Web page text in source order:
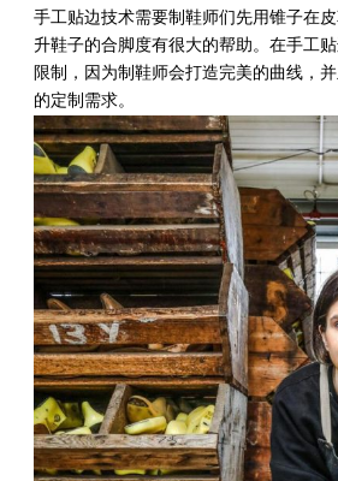
尊
享
定
制
售
后
服
务
合
作
伙
伴
零
售
商
西
装
定
制
店
Tricker’s
鞋
履
世
界
日
志
在
哪
里
配
送
鞋
手工贴边技术需要制鞋师们先用锥子在
升鞋子的合脚度有很大的帮助。在手工
限制，因为制鞋师会打造完美的曲线，
的定制需求。